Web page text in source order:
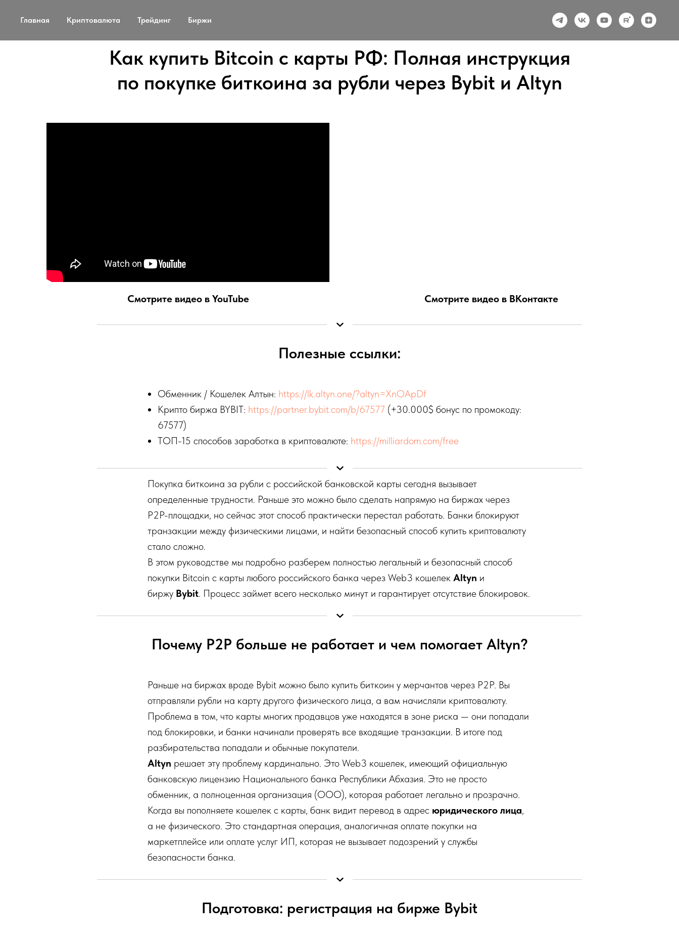
Главная Криптовалюта Трейдинг Биржи
Как купить Bitcoin с карты РФ: Полная инструкция
по покупке биткоина за рубли через Bybit и Altyn
Смотрите видео в YouTube Смотрите видео в ВКонтакте
Полезные ссылки:
Обменник / Кошелек Алтын: https://lk.altyn.one/?altyn=XnOApDf
Крипто биржа BYBIT: https://partner.bybit.com/b/67577 (+30.000$ бонус по промокоду:
67577)
ТОП-15 способов заработка в криптовалюте: https://milliardom.com/free
Покупка биткоина за рубли с российской банковской карты сегодня вызывает
определенные трудности. Раньше это можно было сделать напрямую на биржах через
P2P-площадки, но сейчас этот способ практически перестал работать. Банки блокируют
транзакции между физическими лицами, и найти безопасный способ купить криптовалюту
стало сложно.
В этом руководстве мы подробно разберем полностью легальный и безопасный способ
покупки Bitcoin с карты любого российского банка через Web3 кошелек Altyn и
биржу Bybit. Процесс займет всего несколько минут и гарантирует отсутствие блокировок.
Почему P2P больше не работает и чем помогает Altyn?
Раньше на биржах вроде Bybit можно было купить биткоин у мерчантов через P2P. Вы
отправляли рубли на карту другого физического лица, а вам начисляли криптовалюту.
Проблема в том, что карты многих продавцов уже находятся в зоне риска — они попадали
под блокировки, и банки начинали проверять все входящие транзакции. В итоге под
разбирательства попадали и обычные покупатели.
Altyn решает эту проблему кардинально. Это Web3 кошелек, имеющий официальную
банковскую лицензию Национального банка Республики Абхазия. Это не просто
обменник, а полноценная организация (ООО), которая работает легально и прозрачно.
Когда вы пополняете кошелек с карты, банк видит перевод в адрес юридического лица,
а не физического. Это стандартная операция, аналогичная оплате покупки на
маркетплейсе или оплате услуг ИП, которая не вызывает подозрений у службы
безопасности банка.
Подготовка: регистрация на бирже Bybit